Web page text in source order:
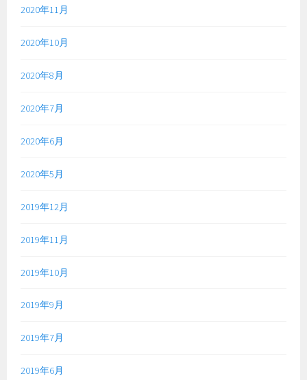
2020年11月
2020年10月
2020年8月
2020年7月
2020年6月
2020年5月
2019年12月
2019年11月
2019年10月
2019年9月
2019年7月
2019年6月